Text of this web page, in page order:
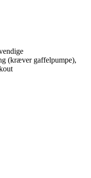
(kræver gaffelpumpe),